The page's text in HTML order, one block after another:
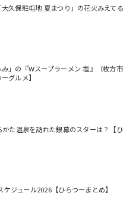
久保駐屯地 夏まつり」の花火みえてる
み」の『Wスープラーメン 塩』（枚方市
グルメ】
た温泉を訪れた銀幕のスターは？【ひ
ジュール2026【ひらつーまとめ】